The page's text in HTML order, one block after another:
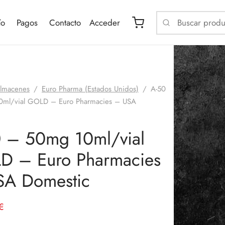
Pagos Contacto Acceder
/ Euro Pharma (Estados Unidos) / A-50
vial GOLD – Euro Pharmacies – USA
– 50mg 10ml/vial
– Euro Pharmacies
Domestic